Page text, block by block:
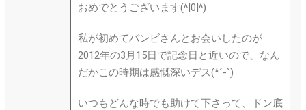
おめでとうございます(^|0|^)
私が初めてバンビさんとお会いしたのが
2012年の3月15日で記念日と近いので、なん
だかこの時期は感慨深いデス(*´-`)
いつもどんな時でも助けて下さって、ドン底